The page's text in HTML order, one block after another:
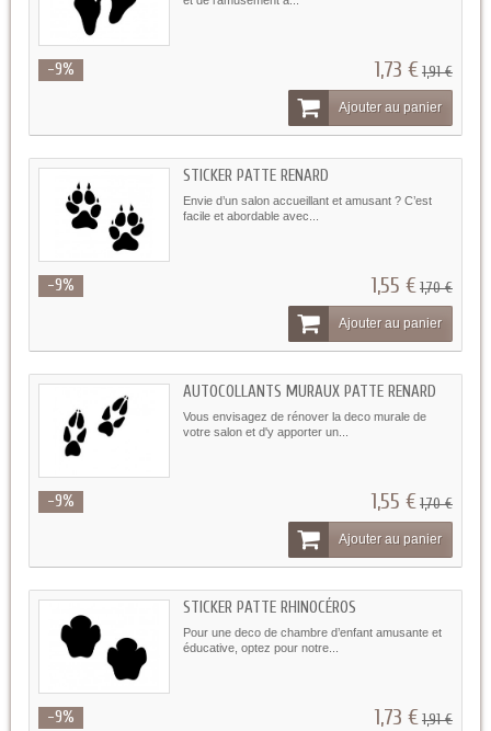
-9% 1,73 €1,91 €
Ajouter au panier
STICKER PATTE RENARD
Envie d’un salon accueillant et amusant ? C’est
facile et abordable avec...
-9% 1,55 €1,70 €
Ajouter au panier
AUTOCOLLANTS MURAUX PATTE RENARD
Vous envisagez de rénover la deco murale de
votre salon et d'y apporter un...
-9% 1,55 €1,70 €
Ajouter au panier
STICKER PATTE RHINOCÉROS
Pour une deco de chambre d’enfant amusante et
éducative, optez pour notre...
-9% 1,73 €1,91 €